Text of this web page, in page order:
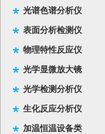
光谱色谱分析仪
表面分析检测仪
物理特性反应仪
光学显微放大镜
光学检测分析仪
生化反应分析仪
加温恒温设备类